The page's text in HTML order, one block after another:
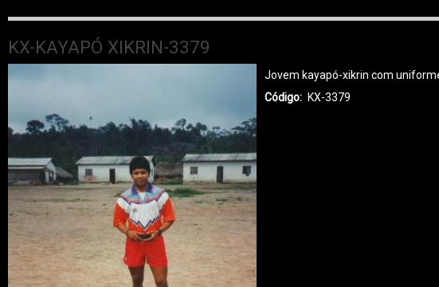
KX-KAYAPÓ XIKRIN-3379
Jovem kayapó-xikrin com
Código
KX-3379